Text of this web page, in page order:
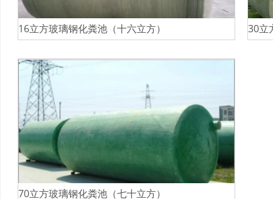
16立方玻璃钢化粪池（十六立方） 30立
70立方玻璃钢化粪池（七十立方）